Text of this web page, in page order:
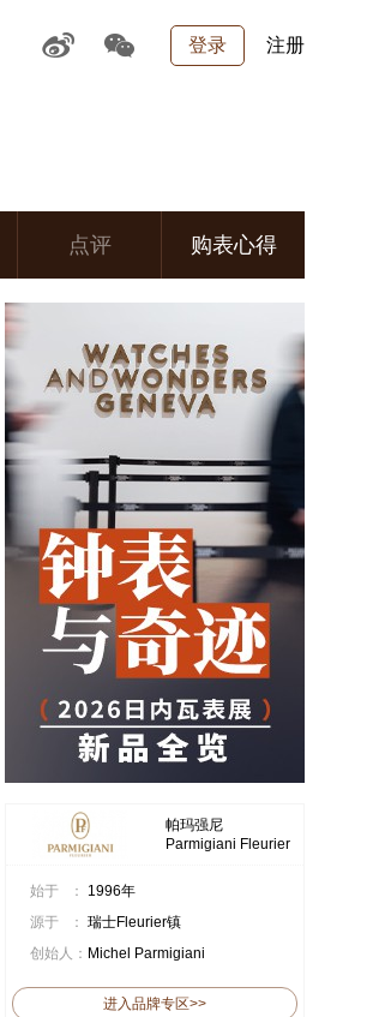
登录 注册
点评 购表心得
帕玛强尼
Parmigiani Fleurier
始于 ：
1996年
源于 ： 瑞士Fleurier镇
创始人： Michel Parmigiani
进入品牌专区>>